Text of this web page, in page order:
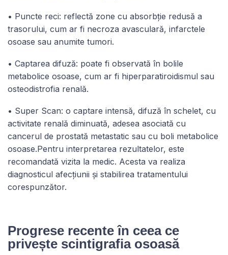
• Puncte reci: reflectă zone cu absorbție redusă a
trasorului, cum ar fi necroza avasculară, infarctele
osoase sau anumite tumori.
• Captarea difuză: poate fi observată în bolile
metabolice osoase, cum ar fi hiperparatiroidismul sau
osteodistrofia renală.
• Super Scan: o captare intensă, difuză în schelet, cu
activitate renală diminuată, adesea asociată cu
cancerul de prostată metastatic sau cu boli metabolice
osoase.Pentru interpretarea rezultatelor, este
recomandată vizita la medic. Acesta va realiza
diagnosticul afecțiunii și stabilirea tratamentului
corespunzător.
Progrese recente în ceea ce
privește scintigrafia osoasă